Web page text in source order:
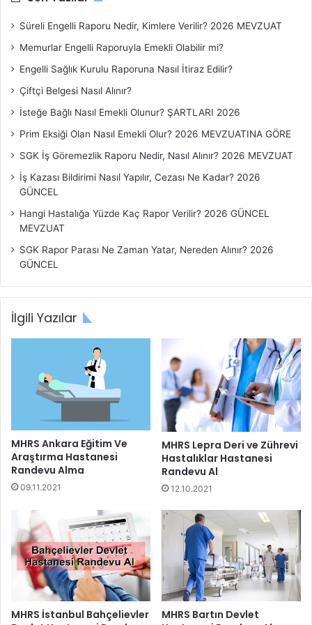
sonuçlar kısmından laboratuvar sonuçlarına
sonuçlarının internetten yayınlanması engellenmiştir.
Antalya Kaş Devlet Hastanesi
İletişim Bilgileri
Antalya Kaş Devlet Hastanesi’yle iletişime geçilerek
istenilen durum ve bilgi öğrenilebilmektedir.Antalya Kaş
Devlet Hastanesi iletişimbilgileri şu şekildedir:
Süreli Engelli Raporu Nedir, Kimlere Verilir? 2026 MEVZUAT
Memurlar Engelli Raporuyla Emekli Olabilir mi?
Engelli Sağlık Kurulu Raporuna Nasıl İtiraz Edilir?
Çiftçi Belgesi Nasıl Alınır?
İsteğe Bağlı Nasıl Emekli Olunur? ŞARTLARI 2026
Prim Eksiği Olan Nasıl Emekli Olur? 2026 MEVZUATINA GÖRE
SGK İş Göremezlik Raporu Nedir, Nasıl Alınır? 2026 MEVZUAT
İş Kazası Bildirimi Nasıl Yapılır, Cezası Ne Kadar? 2026
GÜNCEL
Hangi Hastalığa Yüzde Kaç Rapor Verilir? 2026 GÜNCEL
MEVZUAT
SGK Rapor Parası Ne Zaman Yatar, Nereden Alınır? 2026
GÜNCEL
İlgili Yazılar
MHRS Ankara Eğitim Ve
Araştırma Hastanesi
Randevu Alma
09.11.2021
MHRS Lepra Deri ve Zührevi
Hastalıklar Hastanesi
Randevu Al
12.10.2021
MHRS İstanbul Bahçelievler
MHRS Bartın Devlet